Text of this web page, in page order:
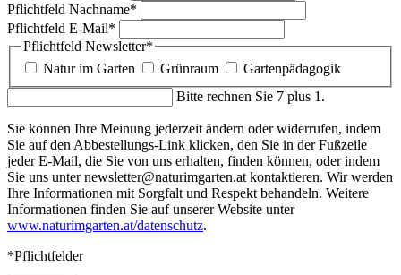
Pflichtfeld Nachname*
Pflichtfeld E-Mail*
Pflichtfeld Newsletter*
Natur im Garten
Grünraum
Gartenpädagogik
Bitte rechnen Sie 7 plus 1.
Sie können Ihre Meinung jederzeit ändern oder widerrufen, indem
Sie auf den Abbestellungs-Link klicken, den Sie in der Fußzeile
jeder E-Mail, die Sie von uns erhalten, finden können, oder indem
Sie uns unter newsletter@naturimgarten.at kontaktieren. Wir werden
Ihre Informationen mit Sorgfalt und Respekt behandeln. Weitere
Informationen finden Sie auf unserer Website unter
www.naturimgarten.at/datenschutz.
*Pflichtfelder